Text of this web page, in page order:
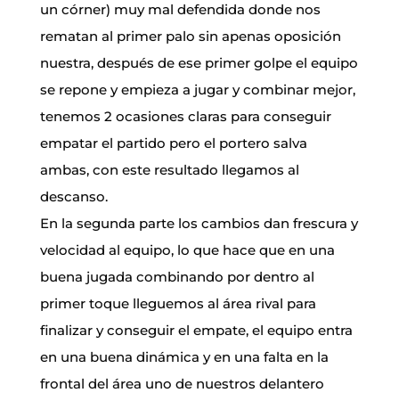
un córner) muy mal defendida donde nos
rematan al primer palo sin apenas oposición
nuestra, después de ese primer golpe el equipo
se repone y empieza a jugar y combinar mejor,
tenemos 2 ocasiones claras para conseguir
empatar el partido pero el portero salva
ambas, con este resultado llegamos al
descanso.
En la segunda parte los cambios dan frescura y
velocidad al equipo, lo que hace que en una
buena jugada combinando por dentro al
primer toque lleguemos al área rival para
finalizar y conseguir el empate, el equipo entra
en una buena dinámica y en una falta en la
frontal del área uno de nuestros delantero